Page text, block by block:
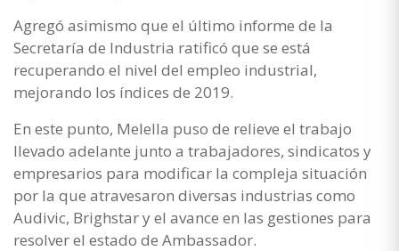
Agregó asimismo que el último informe de la
Secretaría de Industria ratificó que se está
recuperando el nivel del empleo industrial,
mejorando los índices de 2019.
En este punto, Melella puso de relieve el trabajo
llevado adelante junto a trabajadores, sindicatos y
empresarios para modificar la compleja situación
por la que atravesaron diversas industrias como
Audivic, Brighstar y el avance en las gestiones para
resolver el estado de Ambassador.